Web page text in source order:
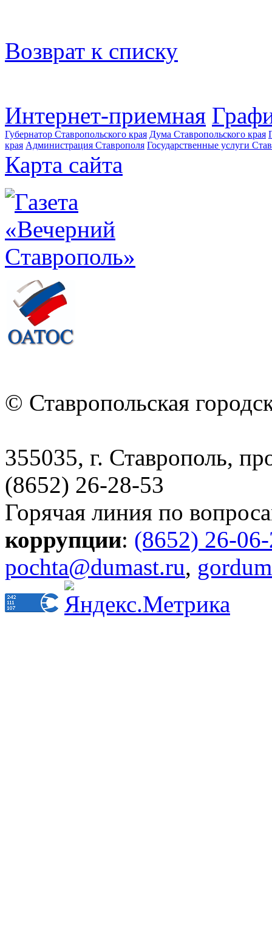
Возврат к списку
Интернет-приемная
Губернатор Ставропольского края Дума Ставропольского края
края Администрация Ставрополя Государственные услуги
Карта сайта
© Ставропольская
355035, г. Ставрополь,
(8652) 26-28-53
Горячая линия по
коррупции: (8652) 26-
pochta@dumast.ru,